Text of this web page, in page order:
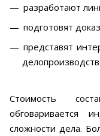
разработают
подготовят
представят
Стоимость
обговаривается
сложности дела.